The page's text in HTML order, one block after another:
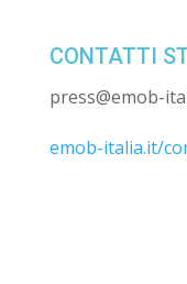
CONTATTI
press@emob-
emob-italia.it/